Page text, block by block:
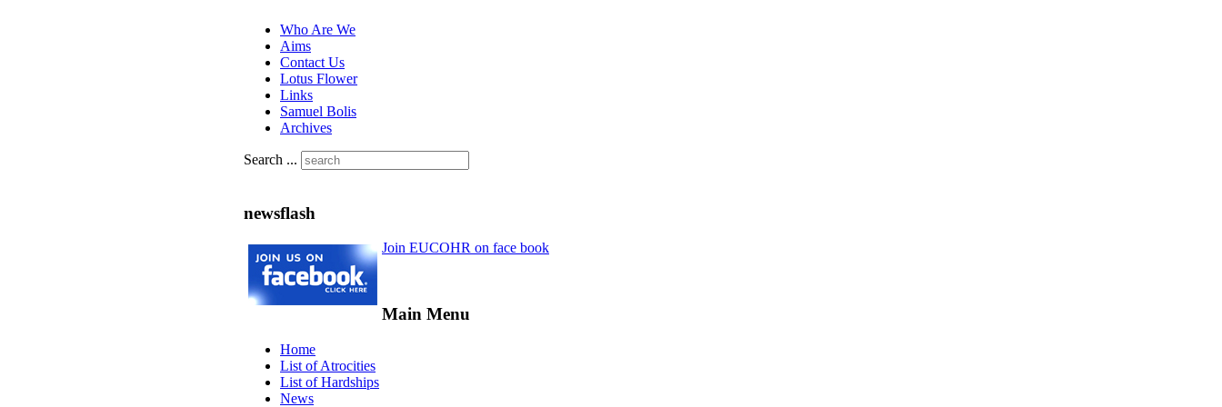
Who Are We
Aims
Contact Us
Lotus Flower
Links
Samuel Bolis
Archives
Search ...
newsflash
Join EUCOHR on face book
Main Menu
Home
List of Atrocities
List of Hardships
News